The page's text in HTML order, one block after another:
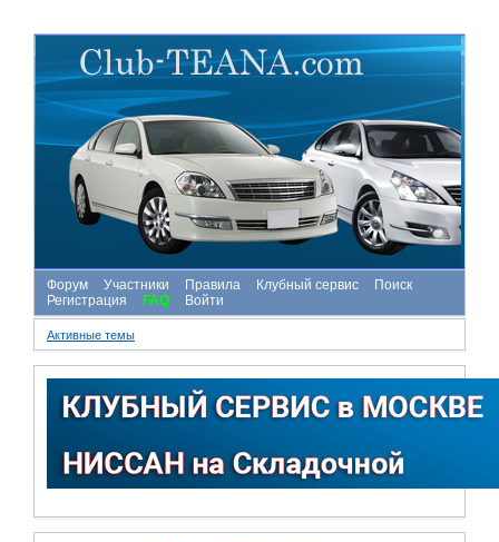
Форум Участники Правила Клубный сервис
Поиск
Регистрация
FAQ Войти
Активные темы